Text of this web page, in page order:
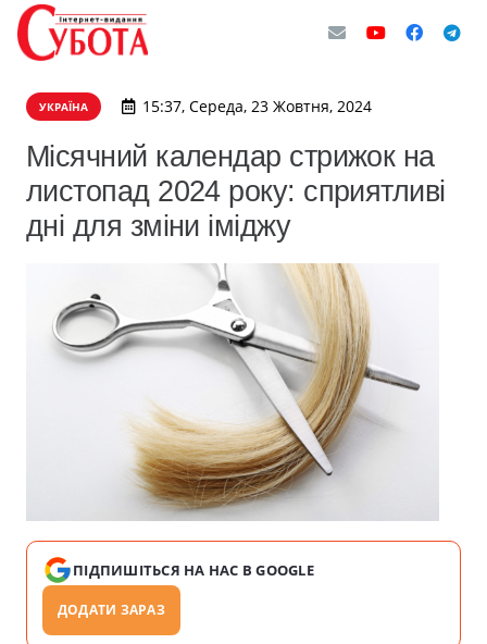
УКРАЇНА 15:37, Середа, 23 Жовтня, 2024
Місячний календар стрижок на
листопад 2024 року: сприятливі
дні для зміни іміджу
ПІДПИШІТЬСЯ НА НАС В GOOGLE
ДОДАТИ ЗАРАЗ